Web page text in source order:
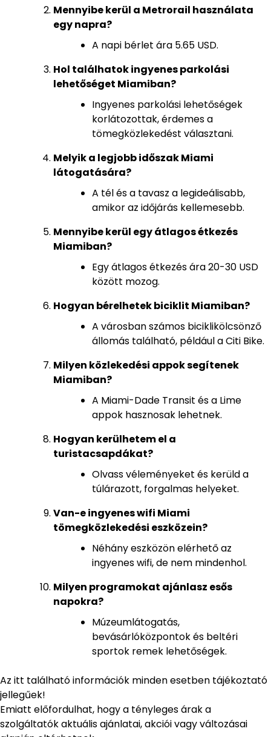
Mennyibe kerül a Metrorail használata
egy napra?
A napi bérlet ára 5.65 USD.
Hol találhatok ingyenes parkolási
lehetőséget Miamiban?
Ingyenes parkolási lehetőségek
korlátozottak, érdemes a
tömegközlekedést választani.
Melyik a legjobb időszak Miami
látogatására?
A tél és a tavasz a legideálisabb,
amikor az időjárás kellemesebb.
Mennyibe kerül egy átlagos étkezés
Miamiban?
Egy átlagos étkezés ára 20-30 USD
között mozog.
Hogyan bérelhetek biciklit Miamiban?
A városban számos biciklikölcsönző
állomás található, például a Citi Bike.
Milyen közlekedési appok segítenek
Miamiban?
A Miami-Dade Transit és a Lime
appok hasznosak lehetnek.
Hogyan kerülhetem el a
turistacsapdákat?
Olvass véleményeket és kerüld a
túlárazott, forgalmas helyeket.
Van-e ingyenes wifi Miami
tömegközlekedési eszközein?
Néhány eszközön elérhető az
ingyenes wifi, de nem mindenhol.
Milyen programokat ajánlasz esős
napokra?
Múzeumlátogatás,
bevásárlóközpontok és beltéri
sportok remek lehetőségek.
Az itt található információk minden esetben tájékoztató
jellegűek!
Emiatt előfordulhat, hogy a tényleges árak a
szolgáltatók aktuális ajánlatai, akciói vagy változásai